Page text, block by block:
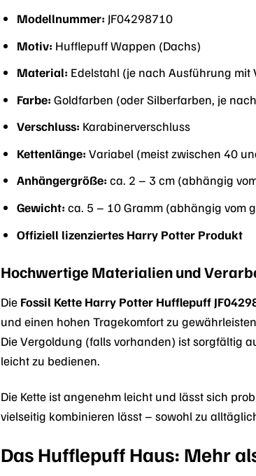
Modellnummer: JF04298710
Motiv: Hufflepuff Wappen (Dachs)
Material: Edelstahl (je nach Ausführung
Farbe: Goldfarben (oder Silberfarben, je
Verschluss: Karabinerverschluss
Kettenlänge: Variabel (meist zwischen 40
Anhängergröße: ca. 2 – 3 cm (abhängig
Gewicht: ca. 5 – 10 Gramm (abhängig vom
Offiziell lizenziertes Harry Potter Produkt
Hochwertige Materialien und
Die Fossil Kette Harry Potter Hufflepuff
und einen hohen Tragekomfort zu
Die Vergoldung (falls vorhanden) ist sorgfältig
leicht zu bedienen.
Die Kette ist angenehm leicht und lässt sich
vielseitig kombinieren lässt – sowohl zu
Das Hufflepuff Haus: Mehr